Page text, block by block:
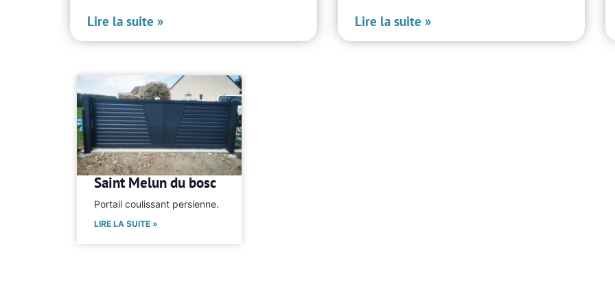
Lire la suite » Lire la suite »
Saint Melun du bosc
Portail coulissant persienne.
LIRE LA SUITE »